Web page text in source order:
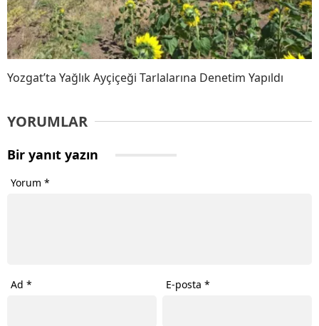
Yozgat’ta Yağlık Ayçiçeği Tarlalarına Denetim Yapıldı
YORUMLAR
Bir yanıt yazın
Yorum *
Ad * E-posta*